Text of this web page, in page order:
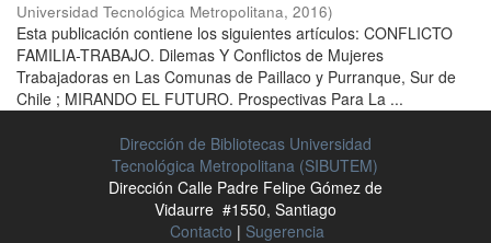
Universidad Tecnológica Metropolitana, 2016)
Esta publicación contiene los siguientes artículos: CONFLICTO
FAMILIA-TRABAJO. Dilemas Y Conflictos de Mujeres
Trabajadoras en Las Comunas de Paillaco y Purranque, Sur de
Chile ; MIRANDO EL FUTURO. Prospectivas Para La ...
Dirección de Bibliotecas Universidad
Tecnológica Metropolitana (SIBUTEM)
Dirección Calle Padre Felipe Gómez de
Vidaurre #1550, Santiago
Contacto | Sugerencia